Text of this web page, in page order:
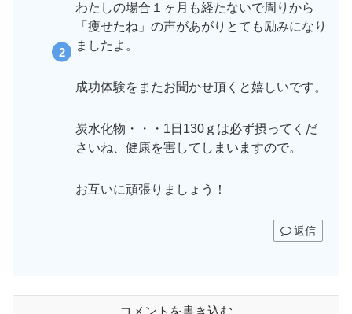
わたしの場合１ヶ月も経たないで周りから
「痩せたね」の声があがりとても励みになり
ましたよ。
成功体験をまたお聞かせ頂くと嬉しいです。
炭水化物・・・1日130ｇは必ず摂ってくだ
さいね、健康を害してしまいますので。
お互いに頑張りましょう！
返信